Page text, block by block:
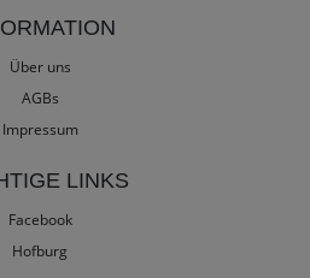
Über uns
AGBs
Impressum
LINKS
Facebook
Hofburg